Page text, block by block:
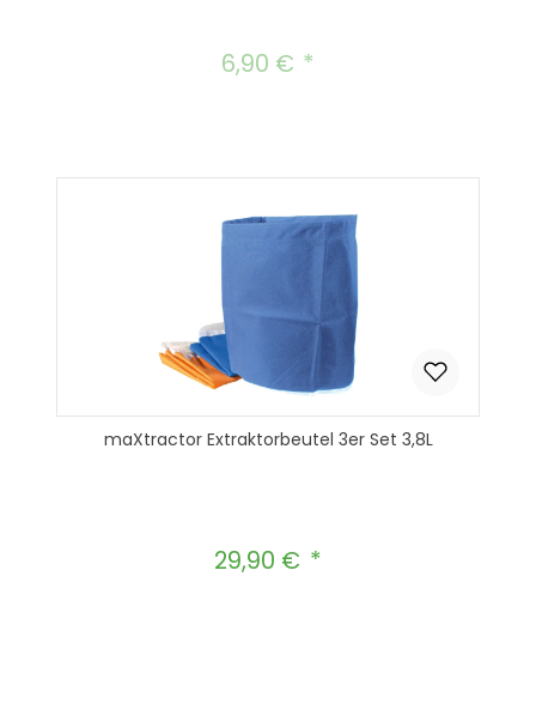
Regulärer Preis:
6,90 €
maXtractor Extraktorbeutel 3er Set 3,8L
Regulärer Preis:
29,90 €